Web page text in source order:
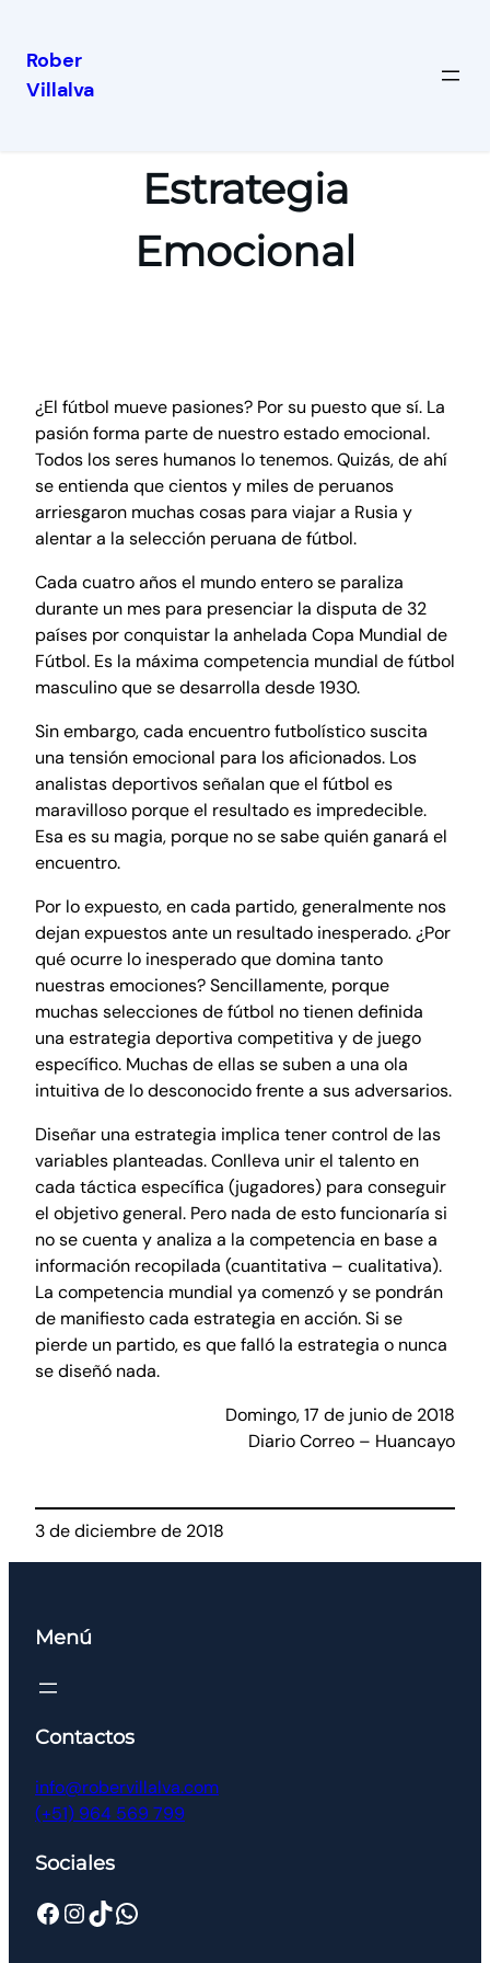
Rober
Villalva
Estrategia
Emocional
¿El fútbol mueve pasiones? Por su puesto que sí. La
pasión forma parte de nuestro estado emocional.
Todos los seres humanos lo tenemos. Quizás, de ahí
se entienda que cientos y miles de peruanos
arriesgaron muchas cosas para viajar a Rusia y
alentar a la selección peruana de fútbol.
Cada cuatro años el mundo entero se paraliza
durante un mes para presenciar la disputa de 32
países por conquistar la anhelada Copa Mundial de
Fútbol. Es la máxima competencia mundial de fútbol
masculino que se desarrolla desde 1930.
Sin embargo, cada encuentro futbolístico suscita
una tensión emocional para los aficionados. Los
analistas deportivos señalan que el fútbol es
maravilloso porque el resultado es impredecible.
Esa es su magia, porque no se sabe quién ganará el
encuentro.
Por lo expuesto, en cada partido, generalmente nos
dejan expuestos ante un resultado inesperado. ¿Por
qué ocurre lo inesperado que domina tanto
nuestras emociones? Sencillamente, porque
muchas selecciones de fútbol no tienen definida
una estrategia deportiva competitiva y de juego
específico. Muchas de ellas se suben a una ola
intuitiva de lo desconocido frente a sus adversarios.
Diseñar una estrategia implica tener control de las
variables planteadas. Conlleva unir el talento en
cada táctica específica (jugadores) para conseguir
el objetivo general. Pero nada de esto funcionaría si
no se cuenta y analiza a la competencia en base a
información recopilada (cuantitativa – cualitativa).
La competencia mundial ya comenzó y se pondrán
de manifiesto cada estrategia en acción. Si se
pierde un partido, es que falló la estrategia o nunca
se diseñó nada.
Domingo, 17 de junio de 2018
Diario Correo – Huancayo
3 de diciembre de 2018
Menú
Contactos
info@robervillalva.com
(+51) 964 569 799
Sociales